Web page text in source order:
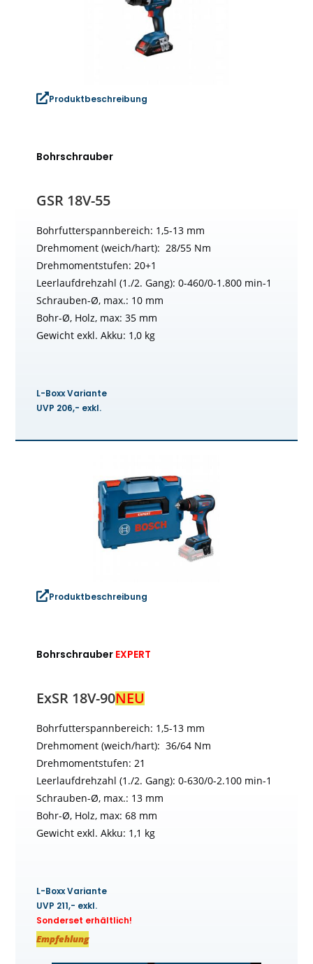
Produktbeschreibung
Bohrschrauber
GSR 18V-55
Bohrfutterspannbereich: 1,5-13 mm
Drehmoment (weich/hart): 28/55 Nm
Drehmomentstufen: 20+1
Leerlaufdrehzahl (1./2. Gang): 0-460/0-1.800 min-1
Schrauben-Ø, max.: 10 mm
Bohr-Ø, Holz, max: 35 mm
Gewicht exkl. Akku: 1,0 kg
L-Boxx Variante
UVP 206,- exkl.
Produktbeschreibung
Bohrschrauber EXPERT
ExSR 18V-90NEU
Bohrfutterspannbereich: 1,5-13 mm
Drehmoment (weich/hart): 36/64 Nm
Drehmomentstufen: 21
Leerlaufdrehzahl (1./2. Gang): 0-630/0-2.100 min-1
Schrauben-Ø, max.: 13 mm
Bohr-Ø, Holz, max: 68 mm
Gewicht exkl. Akku: 1,1 kg
L-Boxx Variante
UVP 211,- exkl.
Sonderset erhältlich!
Empfehlung